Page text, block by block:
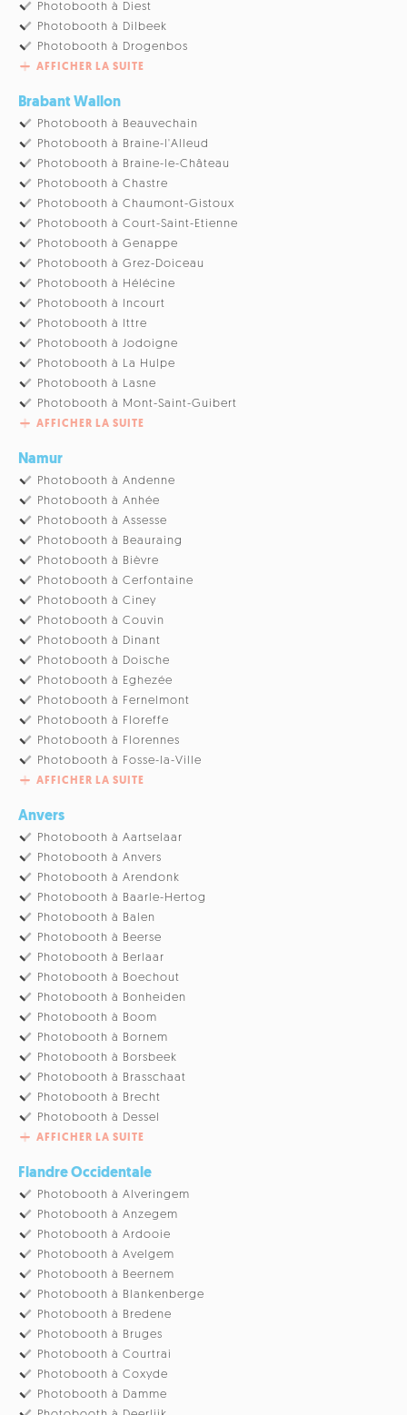
Photobooth à Diest
Photobooth à Dilbeek
Photobooth à Drogenbos
AFFICHER LA SUITE
Brabant Wallon
Photobooth à Beauvechain
Photobooth à Braine-l'Alleud
Photobooth à Braine-le-Château
Photobooth à Chastre
Photobooth à Chaumont-Gistoux
Photobooth à Court-Saint-Etienne
Photobooth à Genappe
Photobooth à Grez-Doiceau
Photobooth à Hélécine
Photobooth à Incourt
Photobooth à Ittre
Photobooth à Jodoigne
Photobooth à La Hulpe
Photobooth à Lasne
Photobooth à Mont-Saint-Guibert
AFFICHER LA SUITE
Namur
Photobooth à Andenne
Photobooth à Anhée
Photobooth à Assesse
Photobooth à Beauraing
Photobooth à Bièvre
Photobooth à Cerfontaine
Photobooth à Ciney
Photobooth à Couvin
Photobooth à Dinant
Photobooth à Doische
Photobooth à Eghezée
Photobooth à Fernelmont
Photobooth à Floreffe
Photobooth à Florennes
Photobooth à Fosse-la-Ville
AFFICHER LA SUITE
Anvers
Photobooth à Aartselaar
Photobooth à Anvers
Photobooth à Arendonk
Photobooth à Baarle-Hertog
Photobooth à Balen
Photobooth à Beerse
Photobooth à Berlaar
Photobooth à Boechout
Photobooth à Bonheiden
Photobooth à Boom
Photobooth à Bornem
Photobooth à Borsbeek
Photobooth à Brasschaat
Photobooth à Brecht
Photobooth à Dessel
AFFICHER LA SUITE
Flandre Occidentale
Photobooth à Alveringem
Photobooth à Anzegem
Photobooth à Ardooie
Photobooth à Avelgem
Photobooth à Beernem
Photobooth à Blankenberge
Photobooth à Bredene
Photobooth à Bruges
Photobooth à Courtrai
Photobooth à Coxyde
Photobooth à Damme